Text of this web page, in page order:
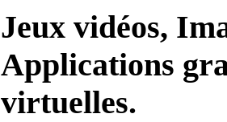
Jeux vidéos,
Applications
virtuelles.